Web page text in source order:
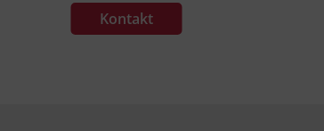
Kontakt